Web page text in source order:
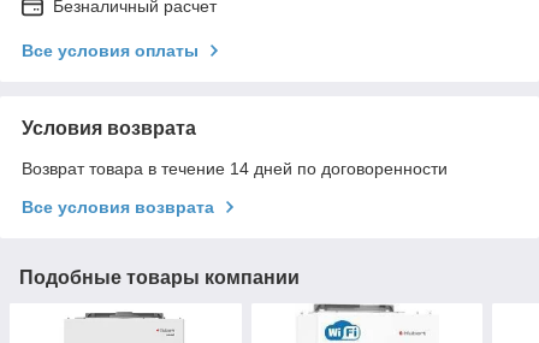
Безналичный расчет
Все условия оплаты
Условия возврата
Возврат товара в течение 14 дней по договоренности
Все условия возврата
Подобные товары компании